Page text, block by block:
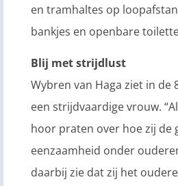
en tramhaltes op
bankjes en openbare
Blij met strijdlust
Wybren van Haga ziet in de
een strijdvaardige vrouw.
hoor praten over hoe zij de
eenzaamheid onder
daarbij zie dat zij het